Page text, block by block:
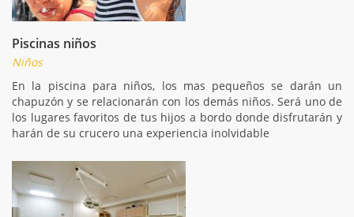
Piscinas niños
Niños
En la piscina para niños, los mas pequeños se darán un
chapuzón y se relacionarán con los demás niños. Será uno de
los lugares favoritos de tus hijos a bordo donde disfrutarán y
harán de su crucero una experiencia inolvidable